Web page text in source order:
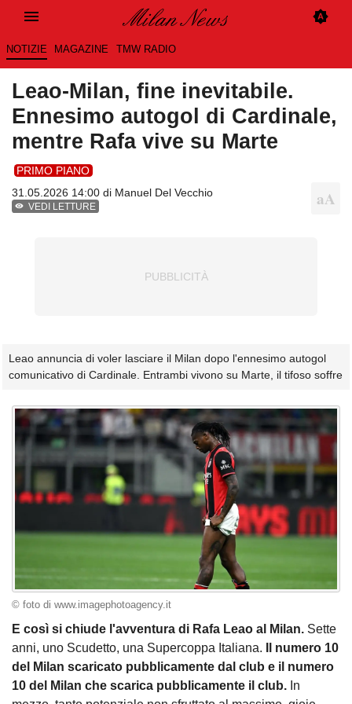
NOTIZIE MAGAZINE TMW RADIO
Leao-Milan, fine inevitabile.
Ennesimo autogol di Cardinale,
mentre Rafa vive su Marte
PRIMO PIANO
31.05.2026 14:00 di Manuel Del Vecchio
VEDI LETTURE
Leao annuncia di voler lasciare il Milan dopo l'ennesimo autogol
comunicativo di Cardinale. Entrambi vivono su Marte, il tifoso soffre
© foto di www.imagephotoagency.it
E così si chiude l'avventura di Rafa Leao al Milan. Sette
anni, uno Scudetto, una Supercoppa Italiana.
Il numero 10
del Milan scaricato pubblicamente dal club e il numero
10 del Milan che scarica pubblicamente il club. In